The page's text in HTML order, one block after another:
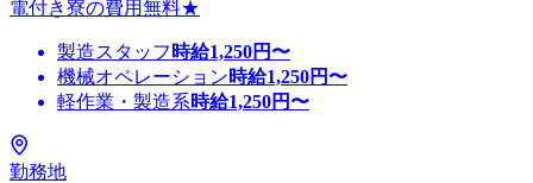
電付き寮の費用無料★
製造スタッフ 時給1,250円〜
機械オペレーション時給1,250円〜
軽作業・製造系時給1,250円〜
勤務地